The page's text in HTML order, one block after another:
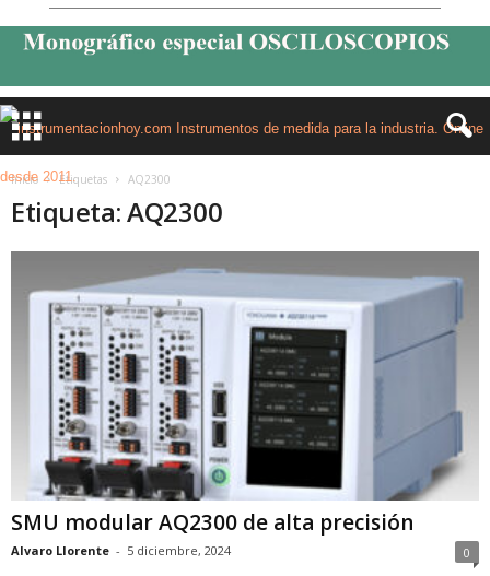
Inicio Etiquetas AQ2300
Etiqueta: AQ2300
SMU modular AQ2300 de alta precisión
Alvaro Llorente - 5 diciembre, 2024 0